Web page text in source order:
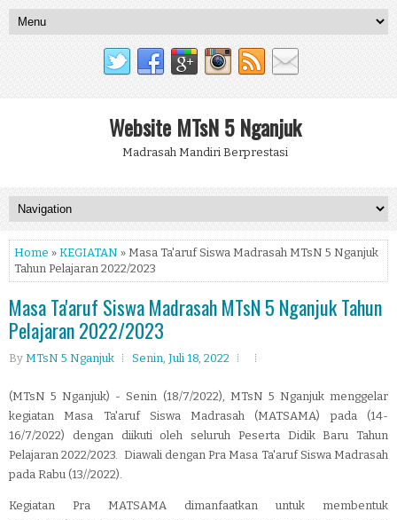
Website MTsN 5 Nganjuk
Madrasah Mandiri Berprestasi
Home » KEGIATAN » Masa Ta'aruf Siswa Madrasah MTsN 5 Nganjuk
Tahun Pelajaran 2022/2023
Masa Ta'aruf Siswa Madrasah MTsN 5 Nganjuk Tahun
Pelajaran 2022/2023
By MTsN 5 Nganjuk Senin, Juli 18, 2022
(MTsN 5 Nganjuk) - Senin (18/7/2022), MTsN 5 Nganjuk menggelar
kegiatanMasa Ta'aruf Siswa Madrasah (MATSAMA) pada (14-
16/7/2022) dengandiikuti oleh seluruh Peserta Didik Baru Tahun
Pelajaran 2022/2023. Diawali dengan PraMasa Ta'aruf Siswa Madrasah
pada Rabu (13//2022).
Kegiatan Pra MATSAMA dimanfaatkan untuk membentuk